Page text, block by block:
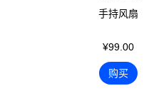
手持风扇
¥99.00
购买